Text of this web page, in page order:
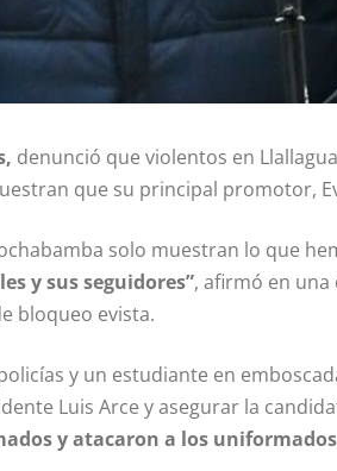
denunció que violentos en
que su principal promotor,
solo muestran lo que
y sus seguidores”, afirmó en una
bloqueo evista.
y un estudiante en
Luis Arce y asegurar la
y atacaron a los uniformados